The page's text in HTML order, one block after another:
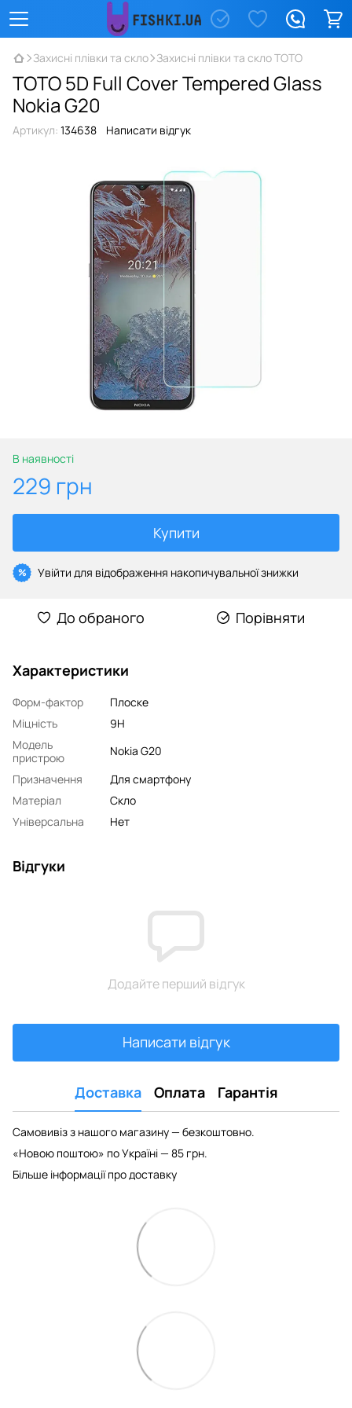
Захисні плівки та скло Захисні плівки та скло TOTO
TOTO 5D Full Cover Tempered Glass
Nokia G20
Артикул: 134638 Написати відгук
В наявності
229 грн
Купити
% Увійти для відображення накопичувальної знижки
До обраного Порівняти
Характеристики
Форм-фактор
Плоске
Міцність
9H
Модель
пристрою
Nokia G20
Призначення
Для смартфону
Матеріал
Скло
Універсальна
Нет
Відгуки
Додайте перший відгук
Написати відгук
Доставка Оплата Гарантія
Самовивіз з нашого магазину — безкоштовно.
«Новою поштою» по Україні — 85 грн.
Більше інформації про доставку